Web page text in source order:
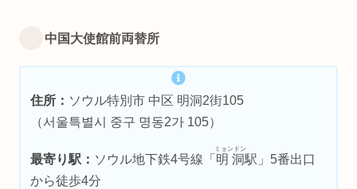
中国大使館前両替所
住所： ソウル特別市 中区 明洞2街105
（서울특별시 중구 명동2가 105）
最寄り駅： ソウル地下鉄4号線「 明洞
ミョンドン
駅」5番出口
から徒歩4分